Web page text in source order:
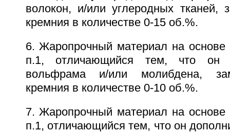
волокон, и/или углеродных тканей,
кремния в количестве 0-15 об.%.
6. Жаропрочный материал на основе
п.1, отличающийся тем, что он
вольфрама и/или молибдена,
кремния в количестве 0-10 об.%.
7. Жаропрочный материал на основе
п.1, отличающийся тем, что он